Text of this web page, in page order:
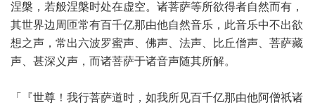
涅槃，若般涅槃时处在虚空。诸菩萨等所欲得者自然而有，
其世界边周匝常有百千亿那由他自然音乐，此音乐中不出欲
想之声，常出六波罗蜜声、佛声、法声、比丘僧声、菩萨藏
声、甚深义声，而诸菩萨于诸音声随其所解。
「『世尊！我行菩萨道时，如我所见百千亿那由他阿僧祇诸